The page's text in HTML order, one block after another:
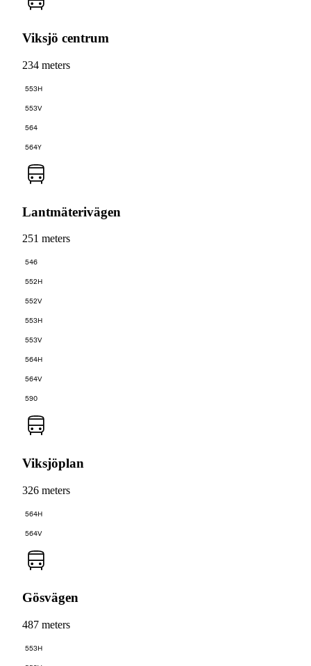
Viksjö centrum
234 meters
553H
553V
564
564Y
Lantmäterivägen
251 meters
546
552H
552V
553H
553V
564H
564V
590
Viksjöplan
326 meters
564H
564V
Gösvägen
487 meters
553H